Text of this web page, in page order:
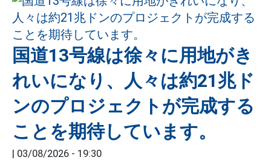
国道13号線は徐々に用地がき
れいになり、人々は約21兆ド
ンのプロジェクトが完成する
ことを期待しています。
| 03/08/2026 - 19:30